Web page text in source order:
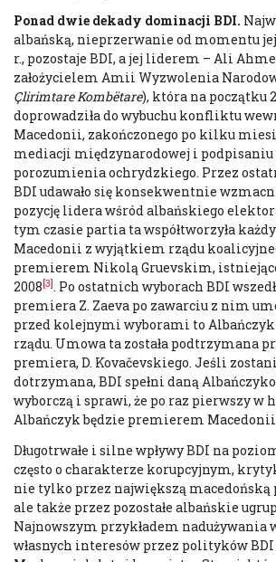
Ponad dwie dekady dominacji BDI.
albańską, nieprzerwanie od momentu jej
r., pozostaje BDI, a jej liderem – Ali
założycielem Amii Wyzwolenia
Çlirimtare Kombëtare), która na początku
doprowadziła do wybuchu konfliktu
Macedonii, zakończonego po kilku
mediacji międzynarodowej i podpisaniu
porozumienia ochrydzkiego. Przez
BDI udawało się konsekwentnie
pozycję lidera wśród albańskiego
tym czasie partia ta współtworzyła
Macedonii z wyjątkiem rządu
premierem Nikolą Gruevskim,
2008[3]. Po ostatnich wyborach BDI
premiera Z. Zaeva po zawarciu z nim
przed kolejnymi wyborami to Albańczyk
rządu. Umowa ta została podtrzymana
premiera, D. Kovačevskiego. Jeśli
dotrzymana, BDI spełni daną
wyborczą i sprawi, że po raz pierwszy w
Albańczyk będzie premierem Macedonii
Długotrwałe i silne wpływy BDI na
często o charakterze korupcyjnym,
nie tylko przez największą macedońską
ale także przez pozostałe albańskie
Najnowszym przykładem nadużywania
własnych interesów przez polityków